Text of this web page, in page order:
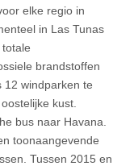
elke regio in
in Las Tunas
brandstoffen
12 windparken te
kust.
bus naar Havana.
toonaangevende
Tussen 2015 en